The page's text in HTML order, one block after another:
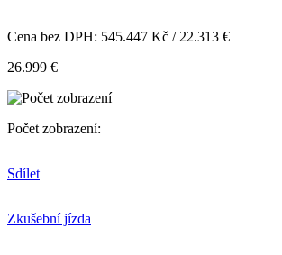
Cena bez DPH: 545.447 Kč / 22.313 €
26.999 €
Počet zobrazení:
Sdílet
Zkušební jízda